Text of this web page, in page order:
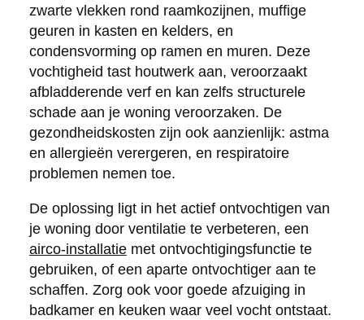
zwarte vlekken rond raamkozijnen, muffige
geuren in kasten en kelders, en
condensvorming op ramen en muren. Deze
vochtigheid tast houtwerk aan, veroorzaakt
afbladderende verf en kan zelfs structurele
schade aan je woning veroorzaken. De
gezondheidskosten zijn ook aanzienlijk: astma
en allergieën verergeren, en respiratoire
problemen nemen toe.
De oplossing ligt in het actief ontvochtigen van
je woning door ventilatie te verbeteren, een
airco-installatiemet ontvochtigingsfunctie te
gebruiken, of een aparte ontvochtiger aan te
schaffen. Zorg ook voor goede afzuiging in
badkamer en keuken waar veel vocht ontstaat.